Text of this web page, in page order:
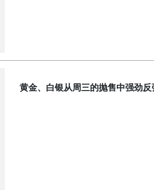
黄金、白银从周三的抛售中强劲反